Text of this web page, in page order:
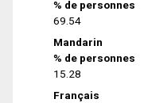
% de personnes
69.54
Mandarin
% de personnes
15.28
Français